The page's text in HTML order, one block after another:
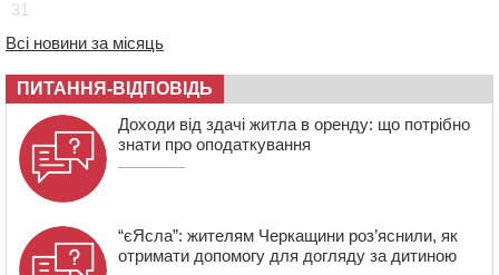
полеглого внаслідок атаки FPV-дрона воїна
16:16 У Дахнівському лісництві екоінспектори натрапили на
незаконне будівництво
15:38 У лікарні померла жінка, яку на пішохідному переході
в Черкаському районі збила автівка
31
Всі новини за місяць
ПИТАННЯ-ВІДПОВІДЬ
Доходи від здачі житла в оренду: що потрібно
знати про оподаткування
“єЯсла”: жителям Черкащини роз’яснили, як
отримати допомогу для догляду за дитиною